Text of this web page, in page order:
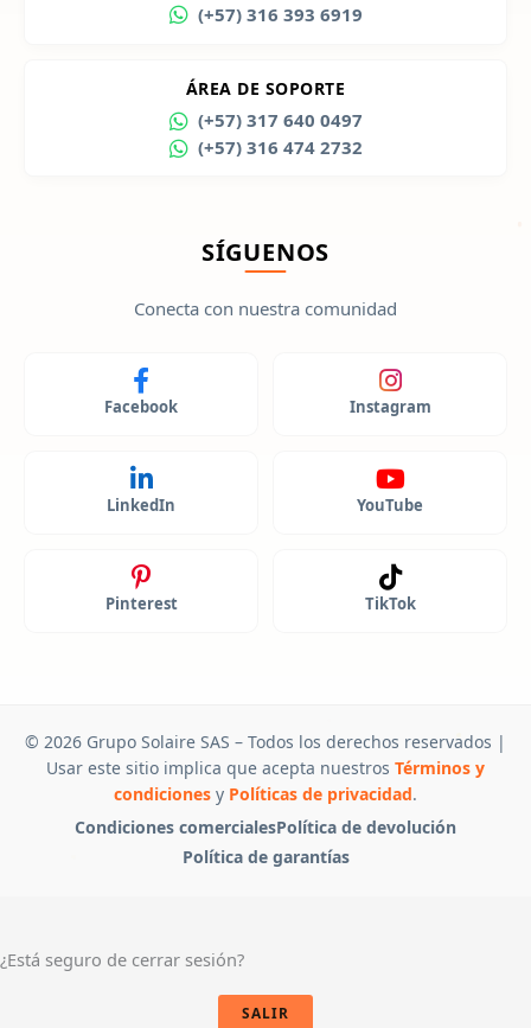
(+57) 316 393 6919
ÁREA DE SOPORTE
(+57) 317 640 0497
(+57) 316 474 2732
SÍGUENOS
Conecta con nuestra comunidad
Facebook Instagram
LinkedIn YouTube
Pinterest TikTok
© 2026 Grupo Solaire SAS – Todos los derechos reservados |
Usar este sitio implica que acepta nuestros Términos y
condiciones y Políticas de privacidad.
Condiciones comercialesPolítica de devolución
Política de garantías
¿Está seguro de cerrar sesión?
SALIR